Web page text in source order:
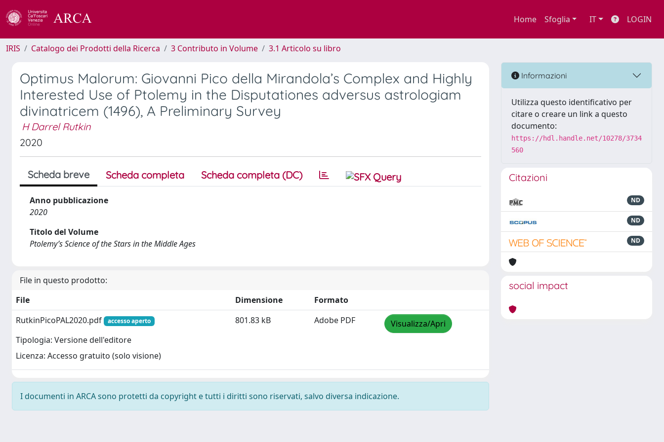
Home Sfoglia IT LOGIN
IRIS Catalogo dei Prodotti della Ricerca 3 Contributo in Volume 3.1 Articolo su libro
Optimus Malorum: Giovanni Pico della Mirandola’s Complex and Highly
Interested Use of Ptolemy in the Disputationes adversus astrologiam
divinatricem (1496), A Preliminary Survey
H Darrel Rutkin
2020
Scheda breve Scheda completa Scheda completa (DC)
Anno pubblicazione
2020
Titolo del Volume
Ptolemy’s Science of the Stars in the Middle Ages
File in questo prodotto:
File
Dimensione
Formato
RutkinPicoPAL2020.pdf
accesso aperto
Tipologia: Versione dell'editore
Licenza: Accesso gratuito (solo visione)
801.83 kB Adobe PDF Visualizza/Apri
I documenti in ARCA sono protetti da copyright e tutti i diritti sono riservati, salvo diversa indicazione.
Informazioni
Utilizza questo identificativo per
citare o creare un link a questo
documento:
https://hdl.handle.net/10278/3734
560
Citazioni
ND
ND
ND
social impact